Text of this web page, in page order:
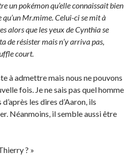
un pokémon qu’elle connaissait bien
qu’un Mr.mime. Celui-ci se mit à
alors que les yeux de Cynthia se
de résister mais n’y arriva pas,
court.
à admettre mais nous ne pouvons
fois. Je ne sais pas quel homme
les dires d’Aaron, ils
Néanmoins, il semble aussi être
? »